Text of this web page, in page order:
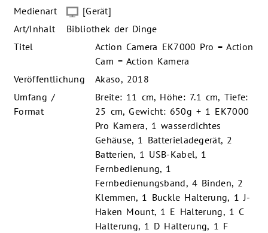
Medienart
[Gerät]
Art/Inhalt
Bibliothek der Dinge
Titel
Action Camera EK7000 Pro = Action
Cam = Action Kamera
Veröffentlichung
Akaso, 2018
Umfang /
Format
Breite: 11 cm, Höhe: 7.1 cm, Tiefe:
25 cm, Gewicht: 650g + 1 EK7000
Pro Kamera, 1 wasserdichtes
Gehäuse, 1 Batterieladegerät, 2
Batterien, 1 USB-Kabel, 1
Fernbedienung, 1
Fernbedienungsband, 4 Binden, 2
Klemmen, 1 Buckle Halterung, 1 J-
Haken Mount, 1 E Halterung, 1 C
Halterung, 1 D Halterung, 1 F